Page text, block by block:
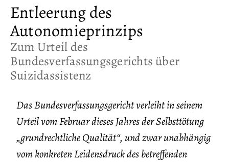
Entleerung des
Autonomieprinzips
:
Zum Urteil des
Bundesverfassungsgerichts über
Suizidassistenz
Das Bundesverfassungsgericht verleiht in seinem
Urteil vom Februar dieses Jahres der Selbsttötung
„grundrechtliche Qualität“, und zwar unabhängig
vom konkreten Leidensdruck des betreffenden